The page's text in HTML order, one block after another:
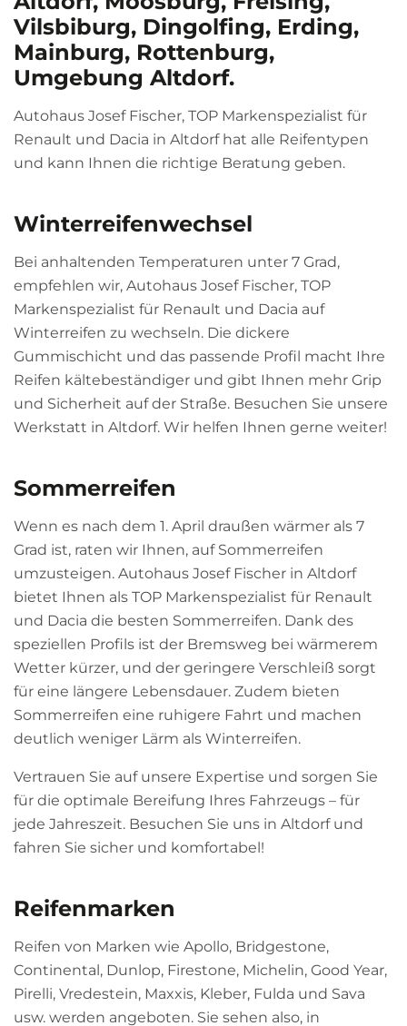
Vilsbiburg, Dingolfing, Erding,
Mainburg, Rottenburg,
Umgebung Altdorf.
Autohaus Josef Fischer, TOP Markenspezialist für
Renault und Dacia in Altdorf hat alle Reifentypen
und kann Ihnen die richtige Beratung geben.
Winterreifenwechsel
Bei anhaltenden Temperaturen unter 7 Grad,
empfehlen wir, Autohaus Josef Fischer, TOP
Markenspezialist für Renault und Dacia auf
Winterreifen zu wechseln. Die dickere
Gummischicht und das passende Profil macht Ihre
Reifen kältebeständiger und gibt Ihnen mehr Grip
und Sicherheit auf der Straße. Besuchen Sie unsere
Werkstatt in Altdorf. Wir helfen Ihnen gerne weiter!
Sommerreifen
Wenn es nach dem 1. April draußen wärmer als 7
Grad ist, raten wir Ihnen, auf Sommerreifen
umzusteigen. Autohaus Josef Fischer in Altdorf
bietet Ihnen als TOP Markenspezialist für Renault
und Dacia die besten Sommerreifen. Dank des
speziellen Profils ist der Bremsweg bei wärmerem
Wetter kürzer, und der geringere Verschleiß sorgt
für eine längere Lebensdauer. Zudem bieten
Sommerreifen eine ruhigere Fahrt und machen
deutlich weniger Lärm als Winterreifen.
Vertrauen Sie auf unsere Expertise und sorgen Sie
für die optimale Bereifung Ihres Fahrzeugs – für
jede Jahreszeit. Besuchen Sie uns in Altdorf und
fahren Sie sicher und komfortabel!
Reifenmarken
Reifen von Marken wie Apollo, Bridgestone,
Continental, Dunlop, Firestone, Michelin, Good Year,
Pirelli, Vredestein, Maxxis, Kleber, Fulda und Sava
usw. werden angeboten. Sie sehen also, in